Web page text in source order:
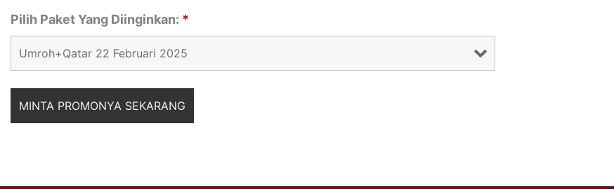
Pilih Paket Yang Diinginkan: *